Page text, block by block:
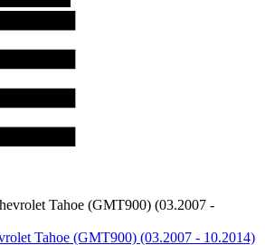
Tahoe (GMT900) (03.2007 - 10.2014)